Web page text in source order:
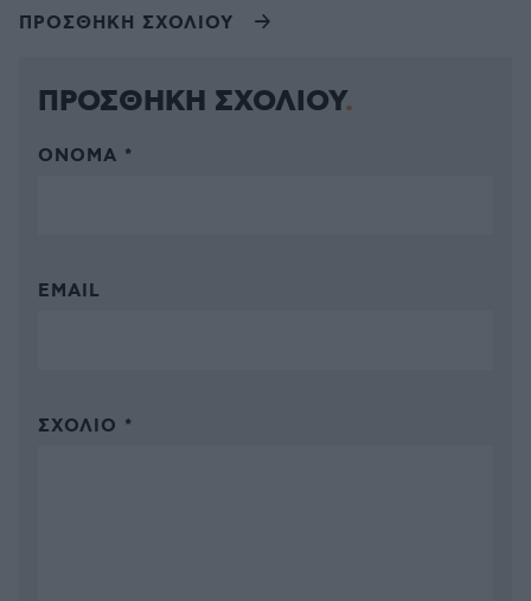
ΠΡΟΣΘΗΚΗ ΣΧΟΛΙΟΥ
ΠΡΟΣΘΗΚΗ ΣΧΟΛΙΟΥ
ΌΝΟΜΑ *
EMAIL
ΣΧΌΛΙΟ *